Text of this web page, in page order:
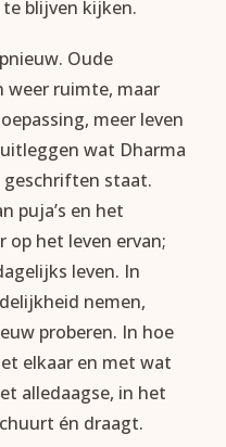
blijven kijken.
Oude
weer ruimte, maar
meer leven
wat Dharma
staat.
puja’s en het
op het leven ervan;
leven. In
nemen,
proberen. In hoe
elkaar en met wat
alledaagse, in het
én draagt.